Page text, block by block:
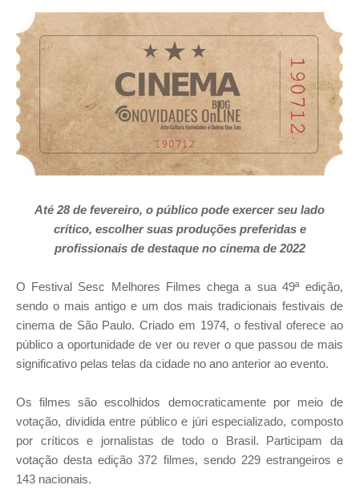
Até 28 de fevereiro, o público pode exercer seu lado
crítico, escolher suas produções preferidas e
profissionais de destaque no cinema de 2022
O Festival Sesc Melhores Filmes chega a sua 49ª edição,
sendo o mais antigo e um dos mais tradicionais festivais de
cinema de São Paulo. Criado em 1974, o festival oferece ao
público a oportunidade de ver ou rever o que passou de mais
significativo pelas telas da cidade no ano anterior ao evento.
Os filmes são escolhidos democraticamente por meio de
votação, dividida entre público e júri especializado, composto
por críticos e jornalistas de todo o Brasil. Participam da
votação desta edição 372 filmes, sendo 229 estrangeiros e
143 nacionais.